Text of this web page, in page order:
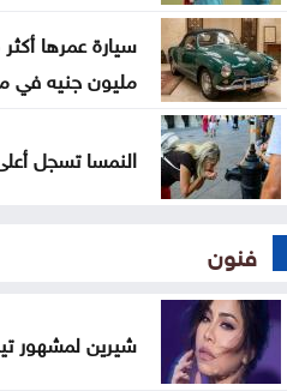
مليون جنيه في
النمسا تسجل
فنون
شيرين لمشهور